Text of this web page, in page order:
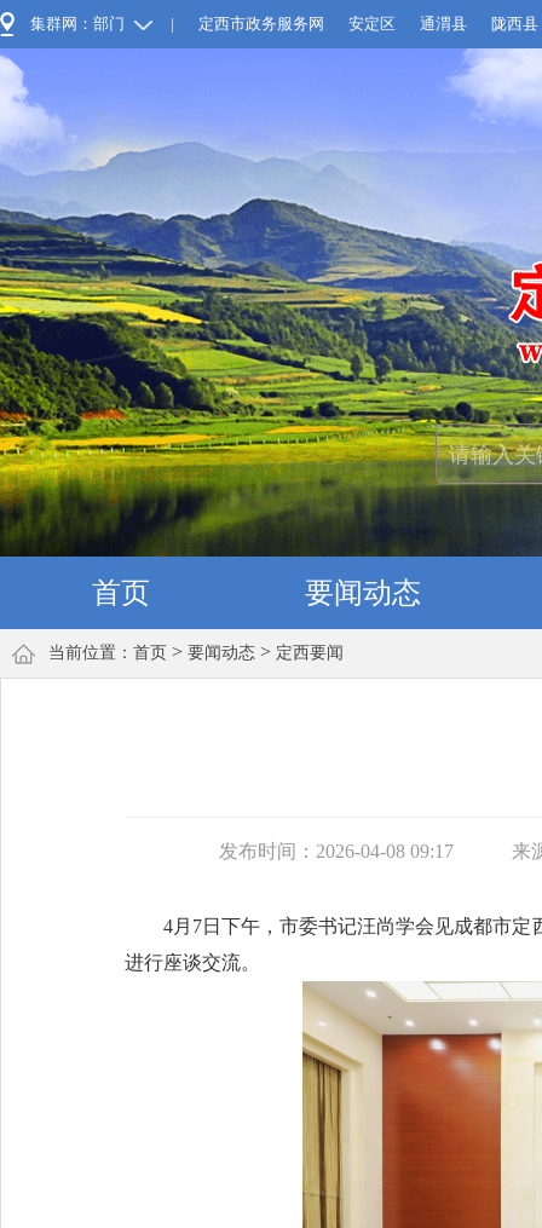
集群网：部门 | 定西市政务服务网 安定区 通渭县 陇西县
首页 要闻动态
当前位置： 首页 > 要闻动态 > 定西要闻
发布时间：2026-04-08 09:17 来
4月7日下午，市委书记汪尚学会见成都市
进行座谈交流。